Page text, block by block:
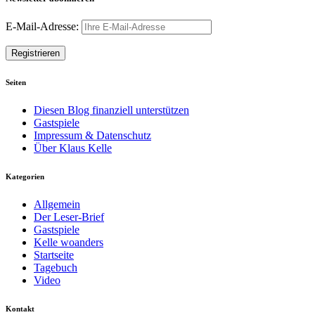
E-Mail-Adresse:
Seiten
Diesen Blog finanziell unterstützen
Gastspiele
Impressum & Datenschutz
Über Klaus Kelle
Kategorien
Allgemein
Der Leser-Brief
Gastspiele
Kelle woanders
Startseite
Tagebuch
Video
Kontakt